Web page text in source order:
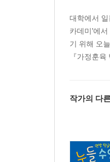
대학에서
카데미’에
기 위해 오
『가정훈
작가의 다